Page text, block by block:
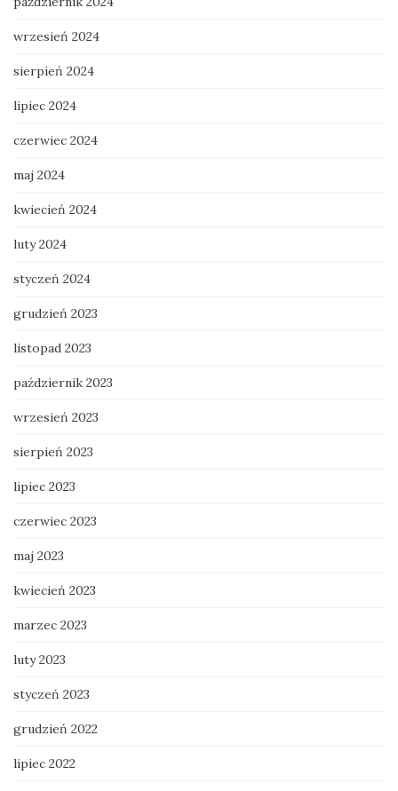
wrzesień 2024
sierpień 2024
lipiec 2024
czerwiec 2024
maj 2024
kwiecień 2024
luty 2024
styczeń 2024
grudzień 2023
listopad 2023
październik 2023
wrzesień 2023
sierpień 2023
lipiec 2023
czerwiec 2023
maj 2023
kwiecień 2023
marzec 2023
luty 2023
styczeń 2023
grudzień 2022
lipiec 2022